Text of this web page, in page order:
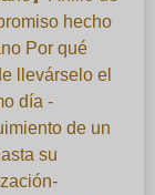
hecho
Por qué
llevárselo el
día -
de un
su